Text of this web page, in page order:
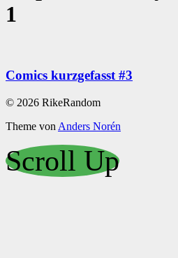
1
Comics kurzgefasst #3
© 2026 RikeRandom
Theme von Anders Norén
Scroll Up